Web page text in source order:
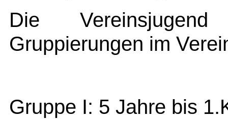
Die
Gruppierungen im
Gruppe I: 5 Jahre bis